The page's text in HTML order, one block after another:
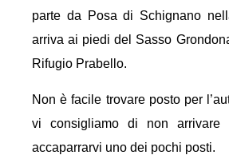
parte da Posa di Schignano
arriva ai piedi del Sasso
Rifugio Prabello.
Non è facile trovare posto per
vi consigliamo di non arrivare
accaparrarvi uno dei pochi posti.